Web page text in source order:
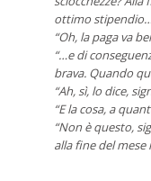
ottimo
“Oh, la paga va
“…e di
brava. Quando
“Ah, sì, lo dice,
“E la cosa, a
“Non è questo,
alla fine del mese